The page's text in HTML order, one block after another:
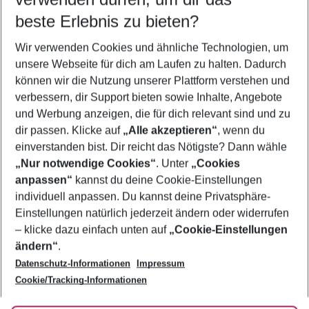
5-8 Nächte
2 Erwachsene Keine Kinder
Mehr Filter anzeigen
Footer
Footer navigation
Über uns
AGB
Bestpreisgarantie
Cookie-Einstellungen ändern
Cookie-Richtlinie
Agenturbetreuung
Barrierefreies Reisen
Folge uns
beste Erlebnis zu bieten?
Wir verwenden Cookies und ähnliche Technologien, um
unsere Webseite für dich am Laufen zu halten. Dadurch
können wir die Nutzung unserer Plattform verstehen und
verbessern, dir Support bieten sowie Inhalte, Angebote
und Werbung anzeigen, die für dich relevant sind und zu
dir passen. Klicke auf „Alle akzeptieren“, wenn du
einverstanden bist. Dir reicht das Nötigste? Dann wähle
„Nur notwendige Cookies“. Unter „Cookies
anpassen“ kannst du deine Cookie-Einstellungen
individuell anpassen. Du kannst deine Privatsphäre-
Einstellungen natürlich jederzeit ändern oder widerrufen
– klicke dazu einfach unten auf „Cookie-Einstellungen
ändern“.
Datenschutz-Informationen
Impressum
Cookie/Tracking-Informationen